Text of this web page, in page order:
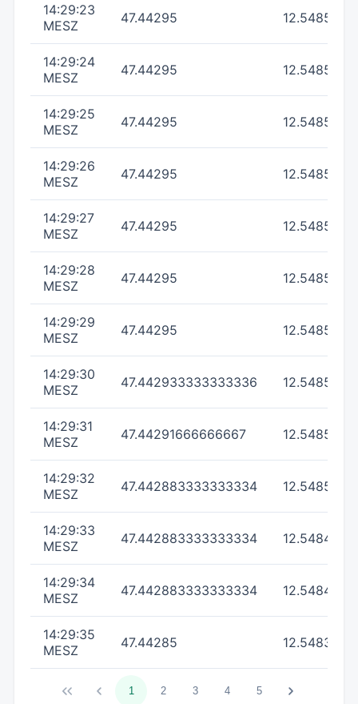
14:29:23
MESZ
47.44295
14:29:24
MESZ
47.44295 12.54855
14:29:25
MESZ
47.44295 12.54855
14:29:26
MESZ
47.44295 12.54855
14:29:27
MESZ
47.44295 12.54855
14:29:28
MESZ
47.44295 12.54855
14:29:29
MESZ
47.44295 12.54855
14:29:30
MESZ
47.442933333333336
14:29:31
MESZ
47.44291666666667 12.54855
14:29:32
MESZ
47.442883333333334
14:29:33
MESZ
47.442883333333334
14:29:34
MESZ
47.442883333333334
14:29:35
MESZ
47.44285
1 2 3 4 5